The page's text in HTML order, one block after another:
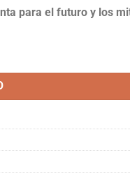
para el futuro y los